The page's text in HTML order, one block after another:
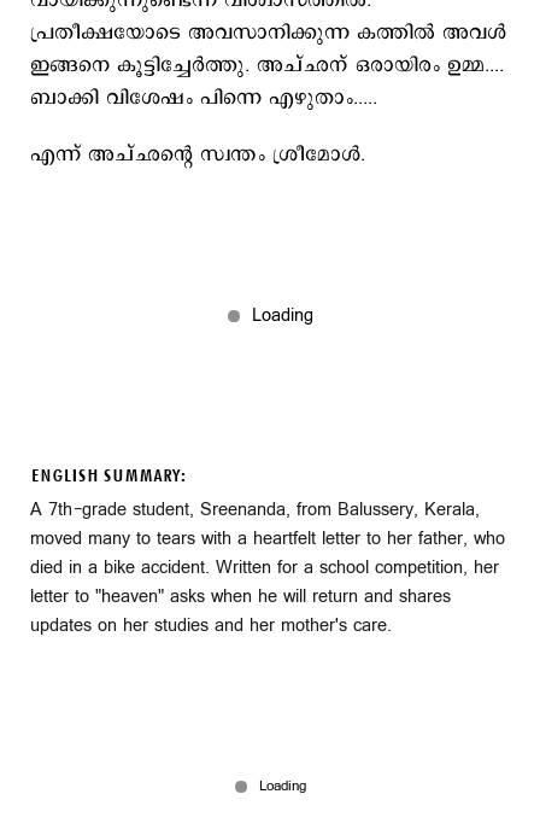
പ്രതീക്ഷയോടെ അവസാനിക്കുന്ന കത്തില്‍ അവള്‍
ഇങ്ങനെ കൂട്ടിച്ചേര്‍ത്തു. അച്ഛന് ഒരായിരം ഉമ്മ....
ബാക്കി വിശേഷം പിന്നെ എഴുതാം.....
എന്ന് അച്ഛന്‍റെ സ്വന്തം ശ്രീമോള്‍.
ENGLISH SUMMARY:
A 7th-grade student, Sreenanda, from Balussery, Kerala,
moved many to tears with a heartfelt letter to her father, who
died in a bike accident. Written for a school competition, her
letter to "heaven" asks when he will return and shares
updates on her studies and her mother's care.